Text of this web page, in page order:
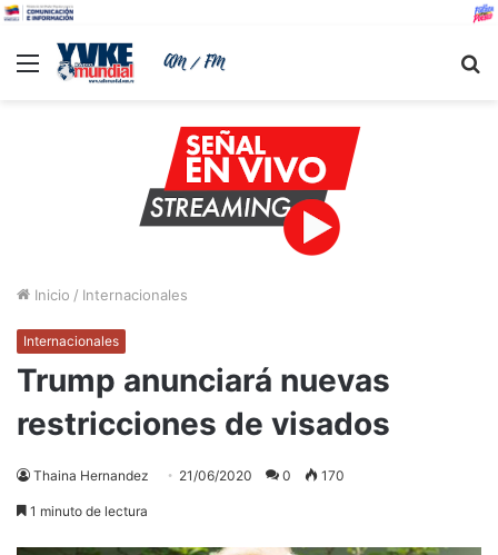
Menu
Inicio / Internacionales
Internacionales
Trump anunciará nuevas
restricciones de visados
Thaina Hernandez 21/06/2020 0 170
1 minuto de lectura